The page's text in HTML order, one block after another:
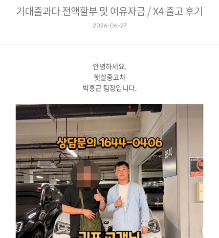
기대출과다 전액할부 및 여유자금 / X4 출고 후기
2026-06-27
안녕하세요.
햇살중고차
박홍근 팀장입니다.